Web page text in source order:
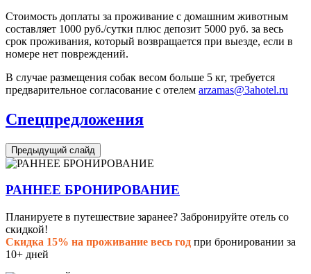
Стоимость доплаты за проживание с домашним животным
составляет 1000 руб./сутки плюс депозит 5000 руб. за весь
срок проживания, который возвращается при выезде, если в
номере нет повреждений.
В случае размещения собак весом больше 5 кг, требуется
предварительное согласование с отелем arzamas@3ahotel.ru
Спецпредложения
Предыдущий слайд
РАННЕЕ БРОНИРОВАНИЕ
Планируете в путешествие заранее? Забронируйте отель со
скидкой!
Скидка 15% на проживание весь год при бронировании за
10+ дней